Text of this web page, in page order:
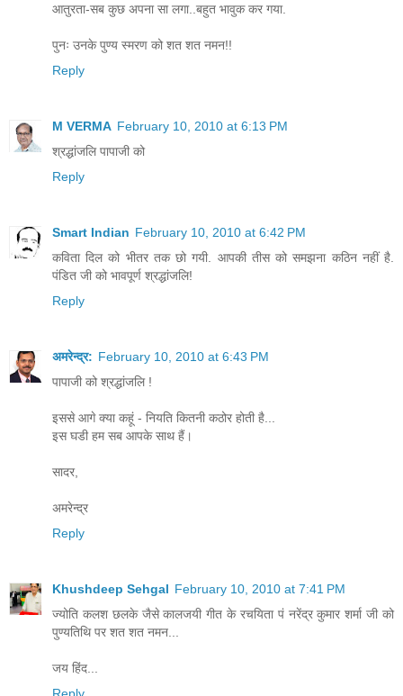
आतुरता-सब कुछ अपना सा लगा..बहुत भावुक कर गया.
पुनः उनके पुण्य स्मरण को शत शत नमन!!
Reply
M VERMA February 10, 2010 at 6:13 PM
श्रद्धांजलि पापाजी को
Reply
Smart Indian February 10, 2010 at 6:42 PM
कविता दिल को भीतर तक छो गयी. आपकी तीस को समझना कठिन नहीं है.
पंडित जी को भावपूर्ण श्रद्धांजलि!
Reply
अमरेन्द्र: February 10, 2010 at 6:43 PM
पापाजी को श्रद्धांजलि !
इससे आगे क्या कहूं - नियति कितनी कठोर होती है...
इस घडी हम सब आपके साथ हैं।
सादर,
अमरेन्द्र
Reply
Khushdeep Sehgal February 10, 2010 at 7:41 PM
ज्योति कलश छलके जैसे कालजयी गीत के रचयिता पं नरेंद्र कुमार शर्मा जी को
पुण्यतिथि पर शत शत नमन...
जय हिंद...